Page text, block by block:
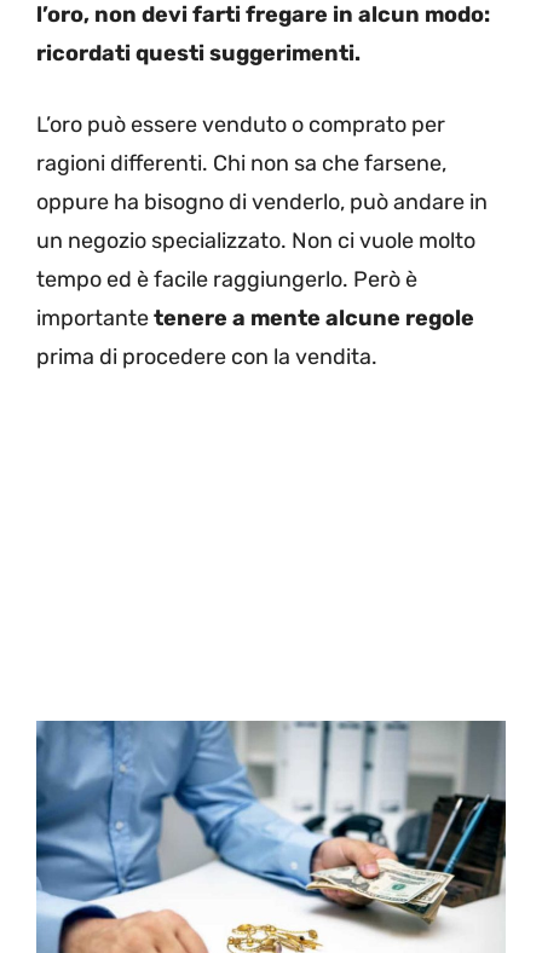
l’oro, non devi farti fregare in alcun modo:
ricordati questi suggerimenti.
L’oro può essere venduto o comprato per
ragioni differenti. Chi non sa che farsene,
oppure ha bisogno di venderlo, può andare in
un negozio specializzato. Non ci vuole molto
tempo ed è facile raggiungerlo. Però è
importantetenere a mente alcune regole
prima di procedere con la vendita.